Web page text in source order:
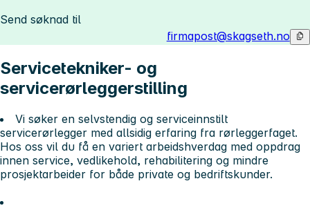
Send søknad til
firmapost@skagseth.no
Servicetekniker- og
servicerørleggerstilling
Vi søker en selvstendig og serviceinnstilt
servicerørlegger med allsidig erfaring fra rørleggerfaget.
Hos oss vil du få en variert arbeidshverdag med oppdrag
innen service, vedlikehold, rehabilitering og mindre
prosjektarbeider for både private og bedriftskunder.